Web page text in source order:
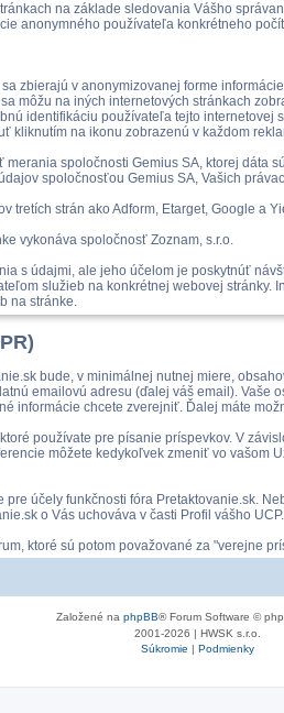
na základe sledovania Vášho
anonymného používateľa konkrétneho
zbierajú v anonymizovanej forme
môžu na iných internetových stránkach
identifikáciu používateľa tejto internetovej
kliknutím na ikonu zobrazenú v každom
spoločnosti Gemius SA, ktorej
spoločnosťou Gemius SA, Vašich
tretích strán ako Adform, Etarget, Google a
vykonáva spoločnosť Zoznam, s.r.o.
s údajmi, ale jeho účelom je poskytnúť
služieb na konkrétnej webovej
na stránke.
bude, v minimálnej nutnej miere,
emailovú adresu (ďalej váš email). Vaše
informácie chcete zverejniť. Ďalej máte
používate pre písanie príspevkov. V
môžete kedykoľvek zmeniť vo vašom
účely funkčnosti fóra Pretaktovanie.sk.
o Vás uchováva v časti Profil vášho
ktoré sú potom považované za "verejne
Založené na phpBB® Forum Software ©
2001-2026 | HWSK s.r.o.
Súkromie | Podmienky